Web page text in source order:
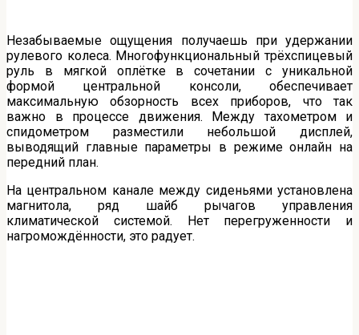
Незабываемые ощущения получаешь при удержании
рулевого колеса. Многофункциональный трёхспицевый
руль в мягкой оплётке в сочетании с уникальной
формой центральной консоли, обеспечивает
максимальную обзорность всех приборов, что так
важно в процессе движения. Между тахометром и
спидометром разместили небольшой дисплей,
выводящий главные параметры в режиме онлайн на
передний план.
На центральном канале между сиденьями установлена
магнитола, ряд шайб рычагов управления
климатической системой. Нет перегруженности и
нагромождённости, это радует.